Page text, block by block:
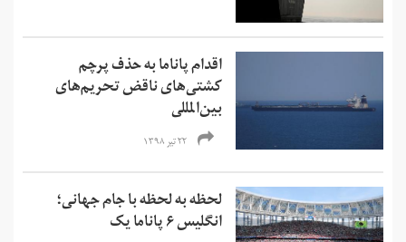
اقدام پاناما به حذف پرچم
کشتی‌های ناقض تحریم‌های
بین‌المللی
۲۲ تیر ۱۳۹۸
لحظه به لحظه با جام جهانی؛
انگلیس ۶ پاناما یک